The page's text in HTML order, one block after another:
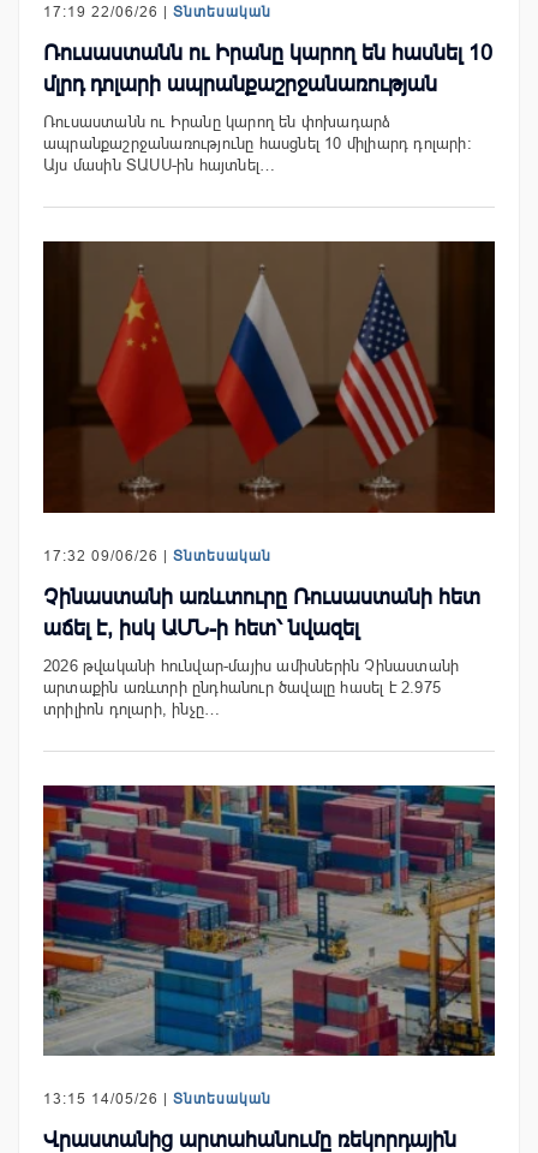
17:19 22/06/26 | Տնտեսական
Ռուսաստանն ու Իրանը կարող են հասնել 10
մլրդ դոլարի ապրանքաշրջանառության
Ռուսաստանն ու Իրանը կարող են փոխադարձ
ապրանքաշրջանառությունը հասցնել 10 միլիարդ դոլարի։
Այս մասին ՏԱՍՍ-ին հայտնել…
17:32 09/06/26 | Տնտեսական
Չինաստանի առևտուրը Ռուսաստանի հետ
աճել է, իսկ ԱՄՆ-ի հետ՝ նվազել
2026 թվականի հունվար-մայիս ամիսներին Չինաստանի
արտաքին առևտրի ընդհանուր ծավալը հասել է 2.975
տրիլիոն դոլարի, ինչը…
13:15 14/05/26 | Տնտեսական
Վրաստանից արտահանումը ռեկորդային